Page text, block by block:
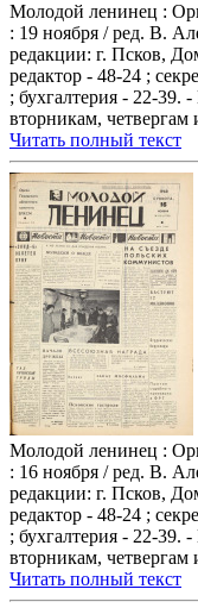
Молодой ленинец :
: 19 ноября / ред. В.
редакции: г. Псков,
редактор - 48-24 ;
; бухгалтерия - 22-39.
вторникам, четвергам
Читать полный текст
Молодой ленинец :
: 16 ноября / ред. В.
редакции: г. Псков,
редактор - 48-24 ;
; бухгалтерия - 22-39.
вторникам, четвергам
Читать полный текст